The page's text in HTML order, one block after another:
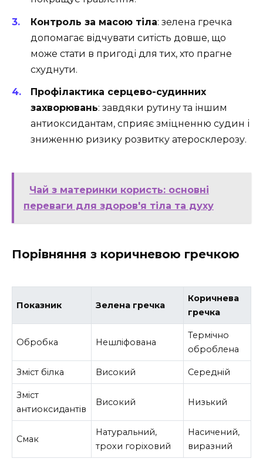
Контроль за масою тіла: зелена гречка
допомагає відчувати ситість довше, що
може стати в пригоді для тих, хто прагне
схуднути.
Профілактика серцево-судинних
захворювань: завдяки рутину та іншим
антиоксидантам, сприяє зміцненню судин і
зниженню ризику розвитку атеросклерозу.
Чай з материнки користь: основні
переваги для здоров'я тіла та духу
Порівняння з коричневою гречкою
Показник Зелена гречка
Коричнева
гречка
Обробка Нешліфована
Термічно
оброблена
Зміст білка Високий Середній
Зміст
антиоксидантів
Високий Низький
Смак
Натуральний,
трохи горіховий
Насичений,
виразний